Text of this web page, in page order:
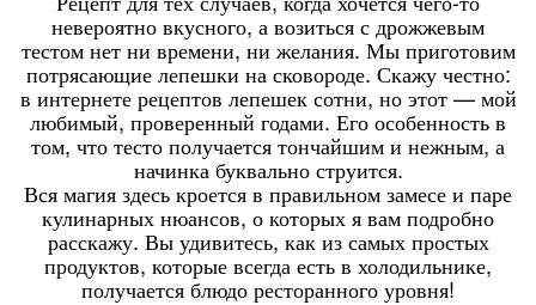
невероятно вкусного, а возиться с дрожжевым
тестом нет ни времени, ни желания. Мы приготовим
потрясающие лепешки на сковороде. Скажу честно:
в интернете рецептов лепешек сотни, но этот — мой
любимый, проверенный годами. Его особенность в
том, что тесто получается тончайшим и нежным, а
начинка буквально струится.
Вся магия здесь кроется в правильном замесе и паре
кулинарных нюансов, о которых я вам подробно
расскажу. Вы удивитесь, как из самых простых
продуктов, которые всегда есть в холодильнике,
получается блюдо ресторанного уровня!